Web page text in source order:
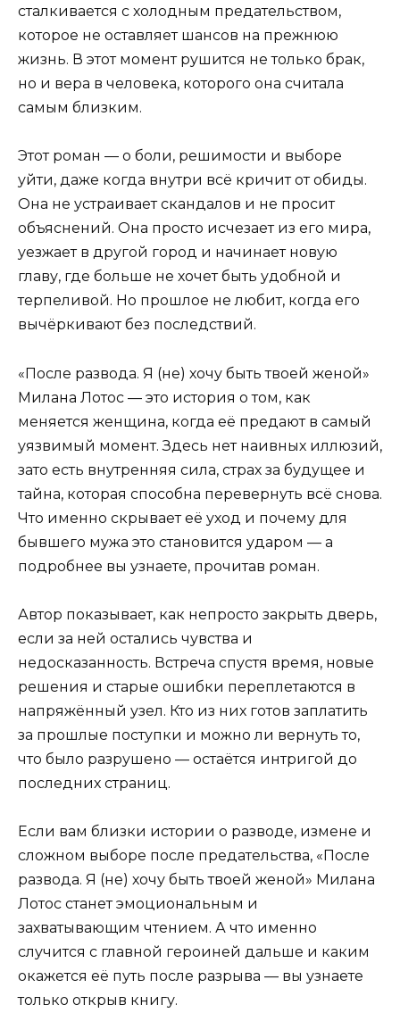
сталкивается с холодным предательством,
которое не оставляет шансов на прежнюю
жизнь. В этот момент рушится не только брак,
но и вера в человека, которого она считала
самым близким.
Этот роман — о боли, решимости и выборе
уйти, даже когда внутри всё кричит от обиды.
Она не устраивает скандалов и не просит
объяснений. Она просто исчезает из его мира,
уезжает в другой город и начинает новую
главу, где больше не хочет быть удобной и
терпеливой. Но прошлое не любит, когда его
вычёркивают без последствий.
«После развода. Я (не) хочу быть твоей женой»
Милана Лотос — это история о том, как
меняется женщина, когда её предают в самый
уязвимый момент. Здесь нет наивных иллюзий,
зато есть внутренняя сила, страх за будущее и
тайна, которая способна перевернуть всё снова.
Что именно скрывает её уход и почему для
бывшего мужа это становится ударом — а
подробнее вы узнаете, прочитав роман.
Автор показывает, как непросто закрыть дверь,
если за ней остались чувства и
недосказанность. Встреча спустя время, новые
решения и старые ошибки переплетаются в
напряжённый узел. Кто из них готов заплатить
за прошлые поступки и можно ли вернуть то,
что было разрушено — остаётся интригой до
последних страниц.
Если вам близки истории о разводе, измене и
сложном выборе после предательства, «После
развода. Я (не) хочу быть твоей женой» Милана
Лотос станет эмоциональным и
захватывающим чтением. А что именно
случится с главной героиней дальше и каким
окажется её путь после разрыва — вы узнаете
только открыв книгу.